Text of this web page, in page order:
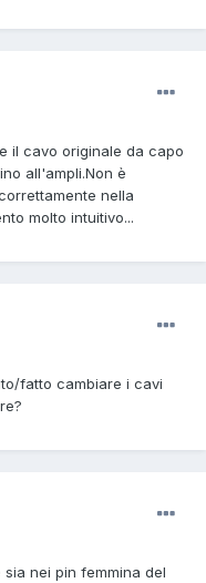
il cavo originale da capo
all'ampli.Non è
nella
molto intuitivo...
fatto cambiare i cavi
nei pin femmina del